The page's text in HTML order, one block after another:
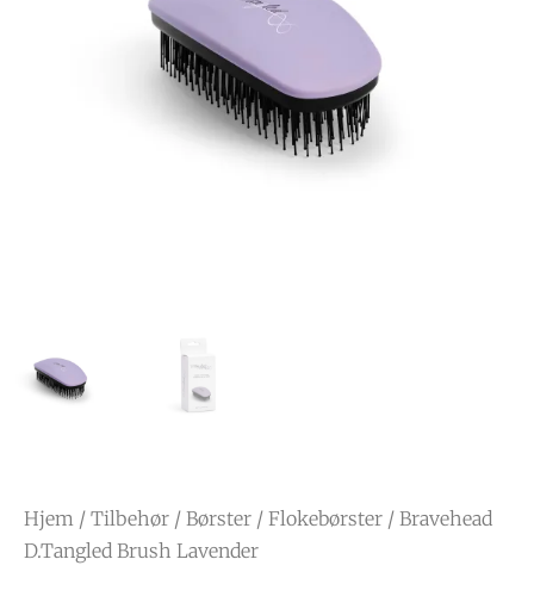
Hjem / Tilbehør / Børster / Flokebørster / Bravehead
D.Tangled Brush Lavender